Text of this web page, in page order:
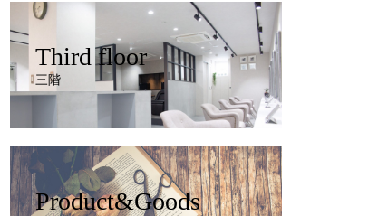
Third floor
三階
Product&Goods